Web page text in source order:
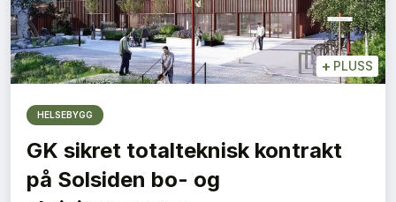
+ PLUSS
HELSEBYGG
GK sikret totalteknisk kontrakt
på Solsiden bo- og